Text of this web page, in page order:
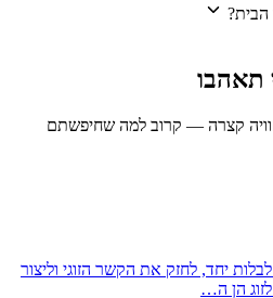
הבית?
תאהבו
קצרה — קרוב למה שחיפשתם
יחד, לחזק את הקשר הזוגי וליצור
הן ה…